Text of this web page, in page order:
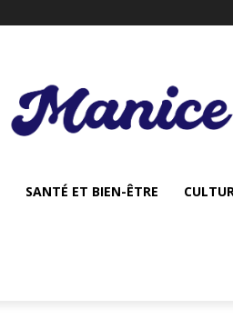
SANTÉ ET BIEN-ÊTRE